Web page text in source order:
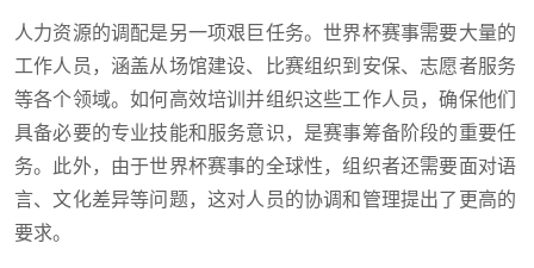
人力资源的调配是另一项艰巨任务。世界杯赛事需要大量的
工作人员，涵盖从场馆建设、比赛组织到安保、志愿者服务
等各个领域。如何高效培训并组织这些工作人员，确保他们
具备必要的专业技能和服务意识，是赛事筹备阶段的重要任
务。此外，由于世界杯赛事的全球性，组织者还需要面对语
言、文化差异等问题，这对人员的协调和管理提出了更高的
要求。